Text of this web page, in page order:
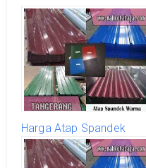
Harga Atap Spandek
Warna Serpong Utara Per